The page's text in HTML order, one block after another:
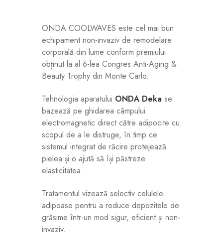
ONDA COOLWAVES este cel mai bun
echipament non-invaziv de remodelare
corporală din lume conform premiului
obținut la al 6-lea Congres Anti-Aging &
Beauty Trophy din Monte Carlo.
Tehnologia aparatului ONDA Deka se
bazează pe ghidarea câmpului
electromagnetic direct către adipocite cu
scopul de a le distruge, în timp ce
sistemul integrat de răcire protejează
pielea și o ajută să își păstreze
elasticitatea.
Tratamentul vizează selectiv celulele
adipoase pentru a reduce depozitele de
grăsime într-un mod sigur, eficient și non-
invaziv.